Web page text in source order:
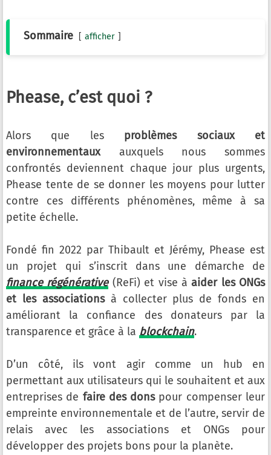
Sommaire afficher
Phease, c’est quoi ?
Alors que les problèmes sociaux et
environnementauxauxquels nous sommes
confrontés deviennent chaque jour plus urgents,
Phease tente de se donner les moyens pour lutter
contre ces différents phénomènes, même à sa
petite échelle.
Fondé fin 2022 par Thibault et Jérémy, Phease est
un projet qui s’inscrit dans une démarche de
finance régénérative(ReFi) et vise àaider les ONGs
et les associationsà collecter plus de fonds en
améliorant la confiance des donateurs par la
transparence et grâce à la blockchain.
D’un côté, ils vont agir comme un hub en
permettant aux utilisateurs qui le souhaitent et aux
entreprises de faire des donspour compenser leur
empreinte environnementale et de l’autre, servir de
relais avec les associations et ONGs pour
développer des projets bons pour la planète.